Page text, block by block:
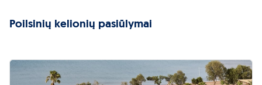
Poilsinių kelionių pasiūlymai